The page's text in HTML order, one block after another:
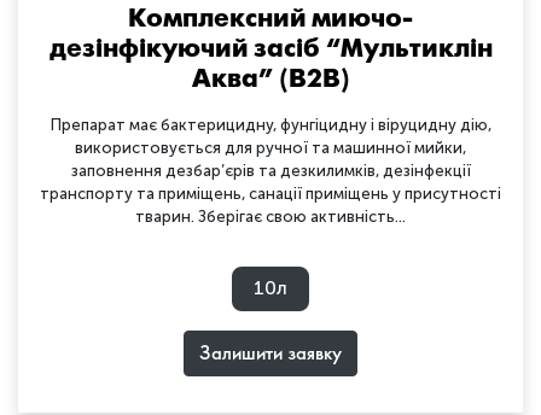
Комплексний миючо-
дезінфікуючий засіб “Мультиклін
Аква” (B2B)
Препарат має бактерицидну, фунгіцидну і віруцидну дію,
використовується для ручної та машинної мийки,
заповнення дезбар’єрів та дезкилимків, дезінфекції
транспорту та приміщень, санації приміщень у присутності
тварин. Зберігає свою активність...
10л
Залишити заявку